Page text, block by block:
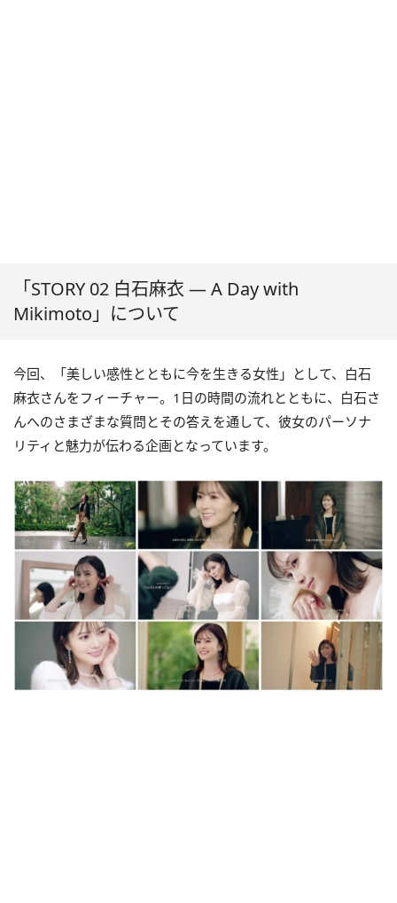
「STORY 02 白石麻衣 ― A Day with
Mikimoto」について
今回、「美しい感性とともに今を生きる女性」として、白石
麻衣さんをフィーチャー。1日の時間の流れとともに、白石さ
んへのさまざまな質問とその答えを通して、彼女のパーソナ
リティと魅力が伝わる企画となっています。